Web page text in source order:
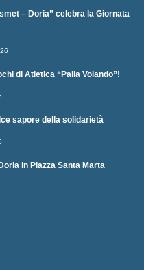
– Doria” celebra la Giornata
di Atletica “Palla Volando”!
sapore della solidarietà
in Piazza Santa Marta